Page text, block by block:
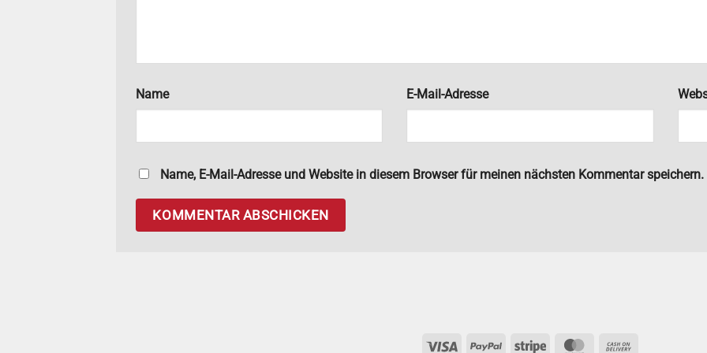
Name E-Mail-Adresse
Name, E-Mail-Adresse und Website in diesem Browser für meinen nächsten Kommentar speichern.
Visa PayPal Stripe MasterCard